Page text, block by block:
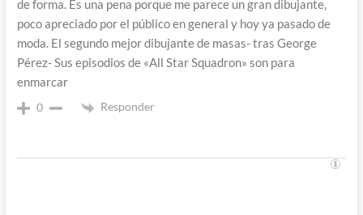
de forma. Es una pena porque me parece un gran dibujante,
poco apreciado por el público en general y hoy ya pasado de
moda. El segundo mejor dibujante de masas- tras George
Pérez- Sus episodios de «All Star Squadron» son para
enmarcar
0 Responder